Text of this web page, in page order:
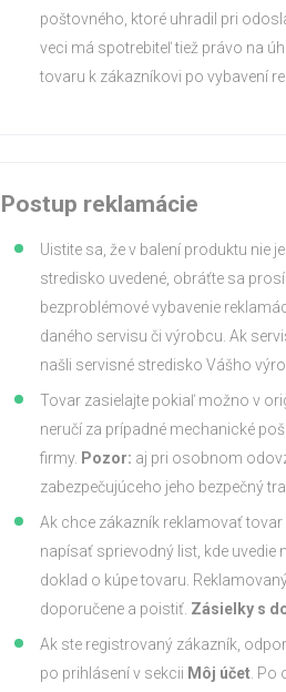
poštovného, ktoré uhradil pri
veci má spotrebiteľ tiež právo na
tovaru k zákazníkovi po vybavení
Postup reklamácie
Uistite sa, že v balení produktu nie
stredisko uvedené, obráťte sa
bezproblémové vybavenie
daného servisu či výrobcu. Ak
našli servisné stredisko Vášho
Tovar zasielajte pokiaľ možno v
neručí za prípadné mechanické
firmy. Pozor: aj pri osobnom
zabezpečujúceho jeho bezpečný
Ak chce zákazník reklamovať
napísať sprievodný list, kde uvedie
doklad o kúpe tovaru.
doporučene a poistiť. Zásielky s
Ak ste registrovaný zákazník,
po prihlásení v sekcii Môj účet .